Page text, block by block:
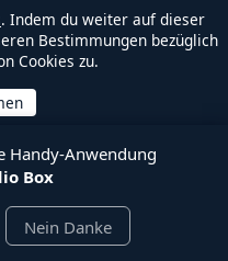
. Indem du weiter auf dieser
Bestimmungen bezüglich
Cookies zu.
Handy-Anwendung
Box
Nein Danke